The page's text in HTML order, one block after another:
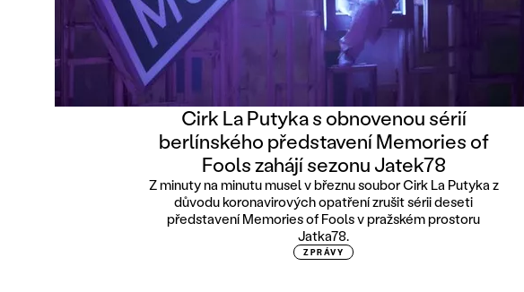
Cirk La Putyka s obnovenou sérií
berlínského představení Memories of
Fools zahájí sezonu Jatek78
Z minuty na minutu musel v březnu soubor Cirk La Putyka z
důvodu koronavirových opatření zrušit sérii deseti
představení Memories of Fools v pražském prostoru
Jatka78.
ZPRÁVY